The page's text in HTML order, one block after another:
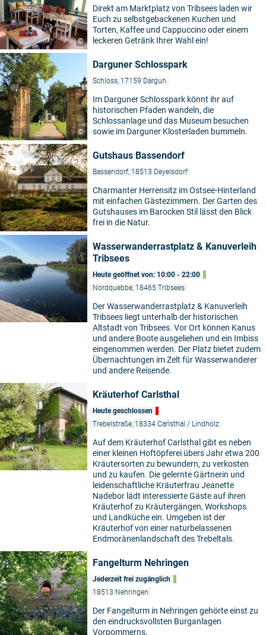
©
Direkt am Marktplatz von Tribsees laden wir
Euch zu selbstgebackenen Kuchen und
Torten, Kaffee und Cappuccino oder einem
leckeren Getränk Ihrer Wahl ein!
©
Darguner Schlosspark
Schloss, 17159 Dargun
Im Darguner Schlosspark könnt ihr auf
historischen Pfaden wandeln, die
Schlossanlage und das Museum besuchen
sowie im Darguner Klosterladen bummeln.
Gutshaus Bassendorf
Bassendorf, 18513 Deyelsdorf
Charmanter Herrensitz im Ostsee-Hinterland
mit einfachen Gästezimmern. Der Garten des
Gutshauses im Barocken Stil lässt den Blick
frei in die Natur.
Wasserwanderrastplatz & Kanuverleih
Tribsees
Heute geöffnet von: 10:00 - 22:00
Nordquebbe, 18465 Tribsees
Der Wasserwanderrastplatz & Kanuverleih
Tribsees liegt unterhalb der historischen
Altstadt von Tribsees. Vor Ort können Kanus
und andere Boote ausgeliehen und ein Imbiss
eingenommen werden. Der Platz bietet zudem
Übernachtungen im Zelt für Wasserwanderer
und andere Reisende.
Kräuterhof Carlsthal
Heute geschlossen
Trebelstraße, 18334 Carlsthal / Lindholz
Auf dem Kräuterhof Carlsthal gibt es neben
einer kleinen Hoftöpferei übers Jahr etwa 200
Kräutersorten zu bewundern, zu verkosten
und zu kaufen. Die gelernte Gärtnerin und
leidenschaftliche Kräuterfrau Jeanette
Nadebor lädt interessierte Gäste auf ihren
Kräuterhof zu Kräutergängen, Workshops
und Landküche ein. Umgeben ist der
Kräuterhof von einer naturbelassenen
Endmoränenlandschaft des Trebeltals.
Fangelturm Nehringen
Jederzeit frei zugänglich
18513 Nehringen
Der Fangelturm in Nehringen gehörte einst zu
den eindrucksvollsten Burganlagen
Vorpommerns.